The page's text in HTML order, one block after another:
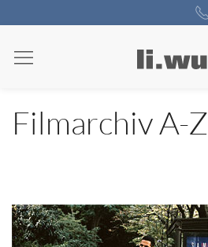
Filmarchiv A-Z